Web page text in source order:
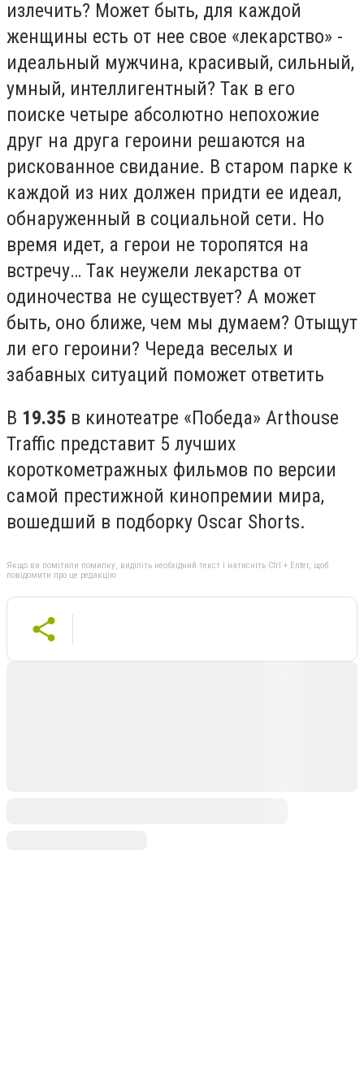
излечить? Может быть, для каждой
женщины есть от нее свое «лекарство» -
идеальный мужчина, красивый, сильный,
умный, интеллигентный? Так в его
поиске четыре абсолютно непохожие
друг на друга героини решаются на
рискованное свидание. В старом парке к
каждой из них должен придти ее идеал,
обнаруженный в социальной сети. Но
время идет, а герои не торопятся на
встречу… Так неужели лекарства от
одиночества не существует? А может
быть, оно ближе, чем мы думаем? Отыщут
ли его героини? Череда веселых и
забавных ситуаций поможет ответить
В 19.35 в кинотеатре «Победа» Arthouse
Traffic представит 5 лучших
короткометражных фильмов по версии
самой престижной кинопремии мира,
вошедший в подборку Oscar Shorts.
Якщо ви помітили помилку, виділіть необхідний текст і натисніть Ctrl + Enter, щоб
повідомити про це редакцію